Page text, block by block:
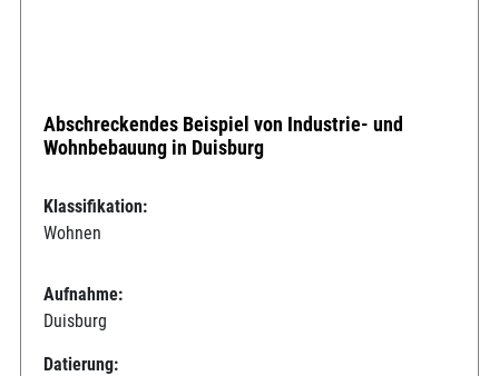
Abschreckendes Beispiel von Industrie- und
Wohnbebauung in Duisburg
Klassifikation:
Wohnen
Aufnahme:
Duisburg
Datierung: